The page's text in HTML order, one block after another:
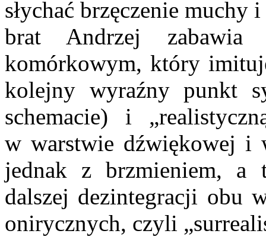
słychać brzęczenie
brat Andrzej zabawia
komórkowym, który
kolejny wyraźny punkt
schemacie) i
w warstwie dźwiękowej i
jednak z brzmieniem, a
dalszej dezintegracji obu
onirycznych, czyli